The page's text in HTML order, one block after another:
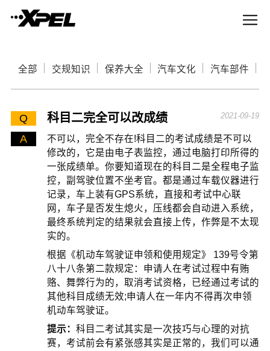
全部 交规知识 保养大全 汽车文化 汽车部件
Q 科目二完全可以改成绩 2021-09-19
A
不可以，完全不存在!科目二的考试成绩是不可以
修改的，它是由电子表监控，通过电脑打印所得的
一张成绩单。你要知道现在的科目二是全程电子监
控，副驾驶位置不坐考官。都是通过车载仪器进行
记录，车上装有GPS系统，直接和考试中心联
网，车子是否发生熄火，压线都会自动进入系统，
最终系统判定的结果就会直接上传，作弊是不太现
实的。
根据《机动车驾驶证申领和使用规定》 139号令第
八十八条第二款规定：申请人在考试过程中有贿
赂、舞弊行为的，取消考试资格，已经通过考试的
其他科目成绩无效;申请人在一年内不得再次申领
机动车驾驶证。
提示： 科目二考试其实是一次技巧与心理的对抗
赛，考试前会有紧张感其实是正常的，我们可以通